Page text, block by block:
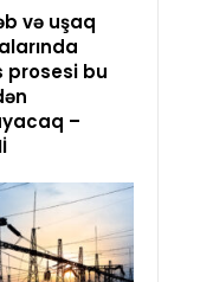
və uşaq
prosesi bu
–